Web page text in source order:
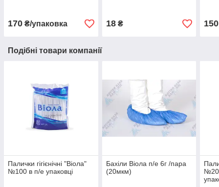
170 ₴/упаковка 18₴ 150
Подібні товари компанії
Палички гігієнічні "Віола"
№100 в п/е упаковці
Бахіли Віола п/е 6г /пара
(20мкм)